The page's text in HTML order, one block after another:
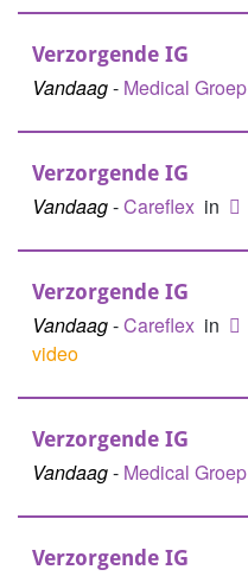
Verzorgende IG
Vandaag- Medical Groep
Verzorgende IG
Vandaag-Careflex in
Verzorgende IG
Vandaag-Careflex in
video
Verzorgende IG
Vandaag- Medical Groep
Verzorgende IG